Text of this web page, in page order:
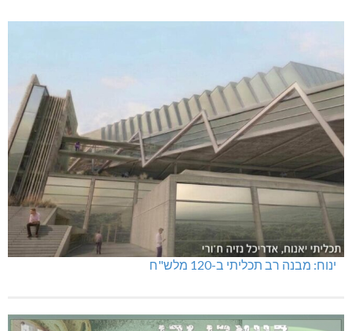
ינוח: מבנה רב תכליתי ב-120 מלש"ח